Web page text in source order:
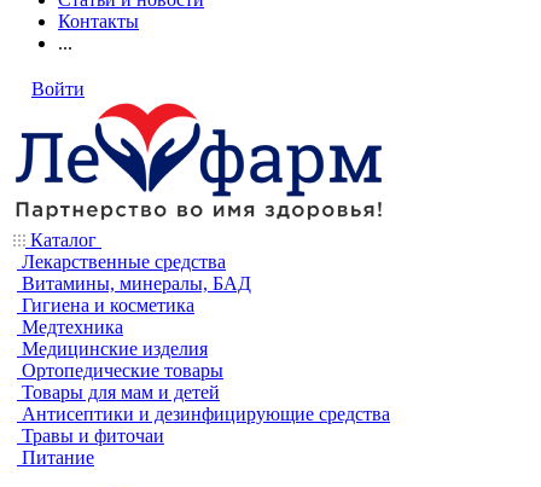
Контакты
...
Войти
Каталог
Лекарственные средства
Витамины, минералы, БАД
Гигиена и косметика
Медтехника
Медицинские изделия
Ортопедические товары
Товары для мам и детей
Антисептики и дезинфицирующие средства
Травы и фиточаи
Питание